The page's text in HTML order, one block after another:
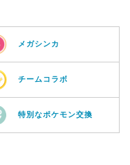
メガシンカ
チームコラボ
特別なポケモン交換